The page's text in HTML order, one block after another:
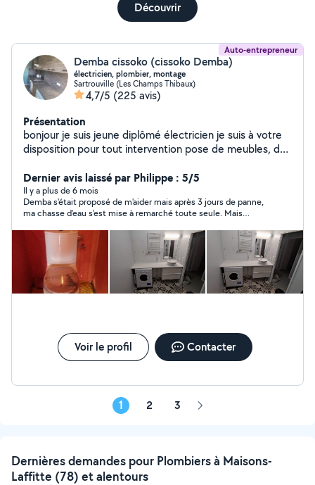
Découvrir
Auto-entrepreneur
Demba cissoko (cissoko Demba)
électricien, plombier, montage
Sartrouville (Les Champs Thibaux)
4,7/5 (225 avis)
Présentation
bonjour je suis jeune diplômé électricien je suis à votre
disposition pour tout intervention pose de meubles, de
séparation cloisons
Dernier avis laissé par Philippe : 5/5
Il y a plus de 6 mois
Demba s'était proposé de m'aider mais après 3 jours de panne,
ma chasse d'eau s'est mise à remarché toute seule. Mais
Très sympathique Personne..
Voir le profil Contacter
1 2 3 Page
Dernières demandes pour Plombiers à Maisons-
Laffitte (78) et alentours